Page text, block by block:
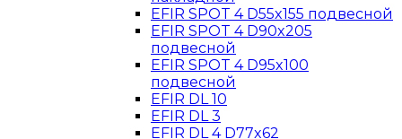
EFIR SPOT 4 D55x155 подвесной
EFIR SPOT 4 D90x205
подвесной
EFIR SPOT 4 D95x100
подвесной
EFIR DL 10
EFIR DL 3
EFIR DL 4 D77x62